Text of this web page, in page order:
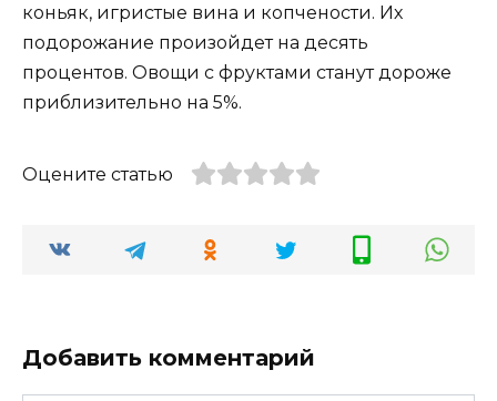
коньяк, игристые вина и копчености. Их
подорожание произойдет на десять
процентов. Овощи с фруктами станут дороже
приблизительно на 5%.
Оцените статью
Добавить комментарий